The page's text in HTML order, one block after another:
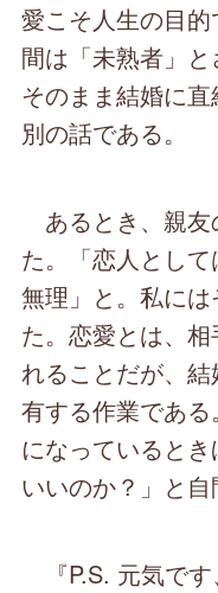
愛こそ人生の目
間は「未熟者」
そのまま結婚に
別の話である。
あるとき、親友
た。「恋人とし
無理」と。私に
た。恋愛とは、
れることだが、
有する作業であ
になっていると
いいのか？」と自
『P.S. 元気です